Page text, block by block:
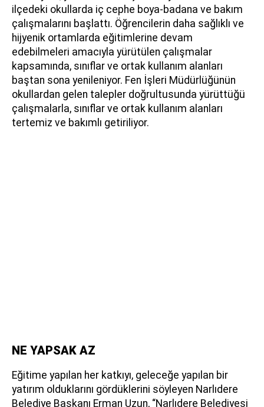
ilçedeki okullarda iç cephe boya-badana ve bakım
çalışmalarını başlattı. Öğrencilerin daha sağlıklı ve
hijyenik ortamlarda eğitimlerine devam
edebilmeleri amacıyla yürütülen çalışmalar
kapsamında, sınıflar ve ortak kullanım alanları
baştan sona yenileniyor. Fen İşleri Müdürlüğünün
okullardan gelen talepler doğrultusunda yürüttüğü
çalışmalarla, sınıflar ve ortak kullanım alanları
tertemiz ve bakımlı getiriliyor.
NE YAPSAK AZ
Eğitime yapılan her katkıyı, geleceğe yapılan bir
yatırım olduklarını gördüklerini söyleyen Narlıdere
Belediye Başkanı Erman Uzun, “Narlıdere Belediyesi